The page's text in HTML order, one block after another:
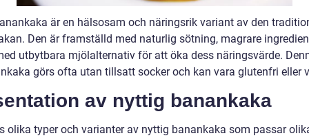
är en hälsosam och näringsrik variant av den
Den är framställd med naturlig sötning, magrare
utbytbara mjölalternativ för att öka dess näringsvärde.
görs ofta utan tillsatt socker och kan vara glutenfri eller
av nyttig banankaka
olika typer och varianter av nyttig banankaka som passar